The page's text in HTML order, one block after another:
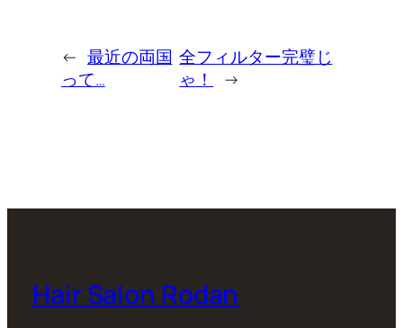
← 最近の両国
って…
全フィルター完璧じ
ゃ！
→
Hair Salon Rodan